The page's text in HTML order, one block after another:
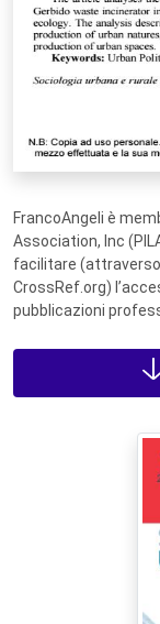
FrancoAngeli è
Association, Inc
facilitare
CrossRef.org)
pubblicazioni